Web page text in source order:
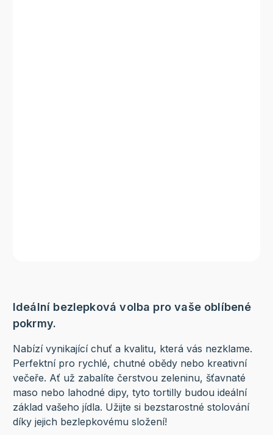
Ideální bezlepková volba pro vaše oblíbené
pokrmy.
Nabízí vynikající chuť a kvalitu, která vás nezklame.
Perfektní pro rychlé, chutné obědy nebo kreativní
večeře. Ať už zabalíte čerstvou zeleninu, šťavnaté
maso nebo lahodné dipy, tyto tortilly budou ideální
základ vašeho jídla. Užijte si bezstarostné stolování
díky jejich bezlepkovému složení!